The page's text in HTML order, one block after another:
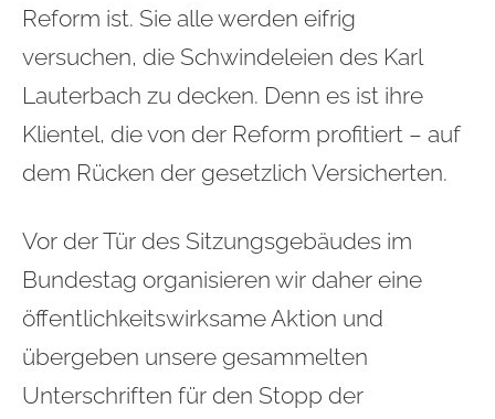
Reform ist. Sie alle werden eifrig
versuchen, die Schwindeleien des Karl
Lauterbach zu decken. Denn es ist ihre
Klientel, die von der Reform profitiert – auf
dem Rücken der gesetzlich Versicherten.
Vor der Tür des Sitzungsgebäudes im
Bundestag organisieren wir daher eine
öffentlichkeitswirksame Aktion und
übergeben unsere gesammelten
Unterschriften für den Stopp der